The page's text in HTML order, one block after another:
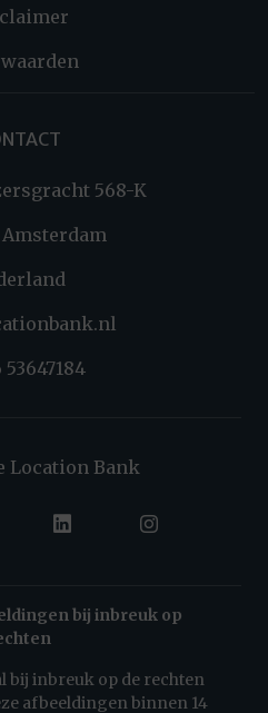
568-K
Amsterdam
53647184
Location Bank
bij inbreuk op
bij inbreuk op de rechten
afbeeldingen binnen 14